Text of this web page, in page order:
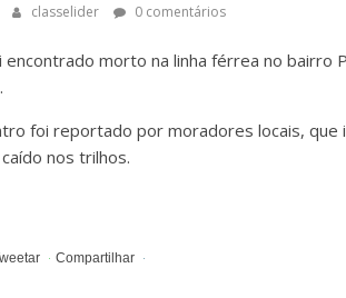
classelider 0 comentários
morto na linha férrea no bairro
foi reportado por moradores locais, que
nos trilhos.